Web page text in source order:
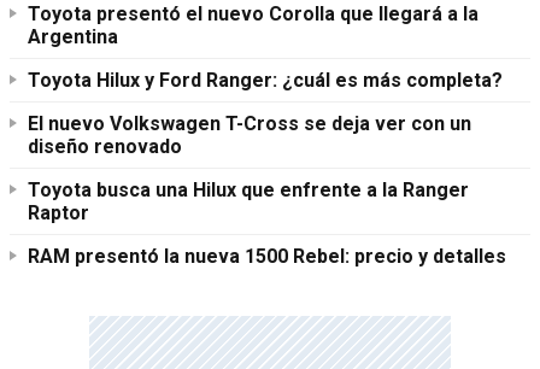
Toyota presentó el nuevo Corolla que llegará a la
Argentina
Toyota Hilux y Ford Ranger: ¿cuál es más completa?
El nuevo Volkswagen T-Cross se deja ver con un
diseño renovado
Toyota busca una Hilux que enfrente a la Ranger
Raptor
RAM presentó la nueva 1500 Rebel: precio y detalles